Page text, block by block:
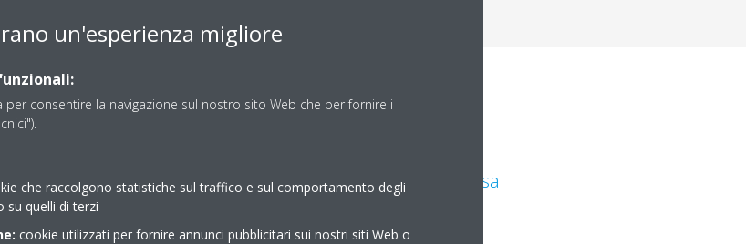
Utilizza il climatizzatore per riscaldare casa
un'esperienza migliore
per consentire la navigazione sul nostro sito Web che per fornire i
che raccolgono statistiche sul traffico e sul comportamento degli
su quelli di terzi
cookie utilizzati per fornire annunci pubblicitari sui nostri siti Web o